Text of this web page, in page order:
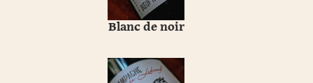
Blanc de noir